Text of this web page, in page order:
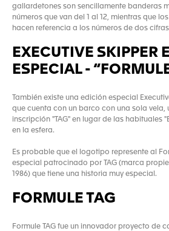
gallardetones son sencillamente banderas
números que van del 1 al 12, mientras que
hacen referencia a los números de dos cifras
EXECUTIVE SKIPPER
ESPECIAL -
También existe una edición especial
que cuenta con un barco con una sola vela,
inscripción "TAG" en lugar de las habituales
en la esfera.
Es probable que el logotipo represente al
especial patrocinado por TAG (marca
1986) que tiene una historia muy especial.
FORMULE TAG
Formule TAG fue un innovador proyecto de